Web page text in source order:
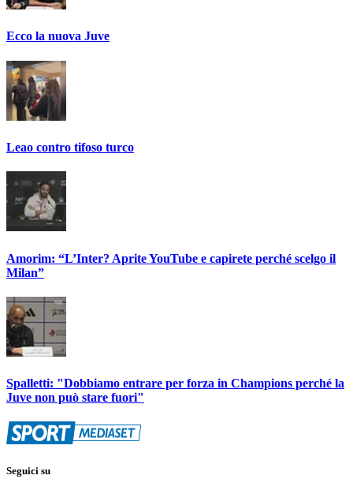
Ecco la nuova Juve
Leao contro tifoso turco
Amorim: “L’Inter? Aprite YouTube e capirete perché scelgo il
Milan”
Spalletti: "Dobbiamo entrare per forza in Champions perché la
Juve non può stare fuori"
Seguici su